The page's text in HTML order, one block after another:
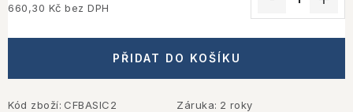
660,30 Kč bez DPH
PŘIDAT DO KOŠÍKU
Kód zboží: CFBASIC2 Záruka: 2 roky